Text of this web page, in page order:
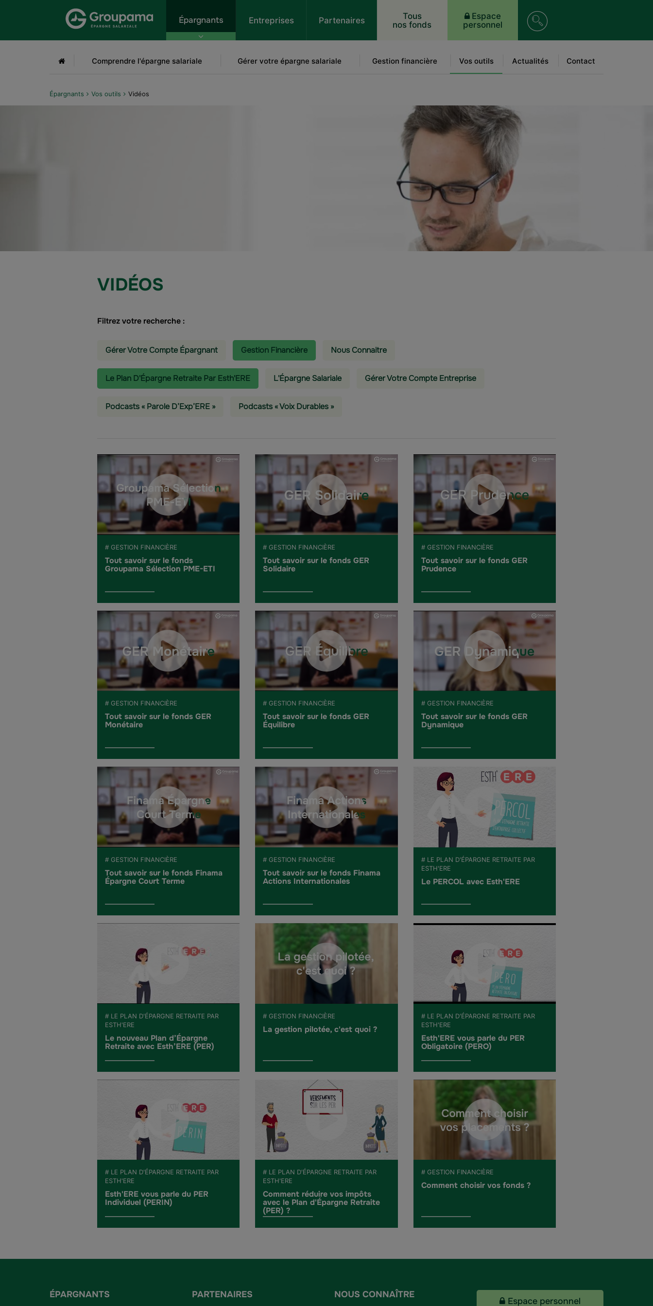
Aller au menu Aller à la recherche
Épargnants
Accueil Comprendre l'épargne salariale Gérer votre épargne salariale Gestion financière Vos outils Actualités Contact
Entreprises Partenaires
Tous
nos fonds
Espace
personnel
sur
le
Épargnants Vos outils Vidéos
VIDÉOS
Filtrez votre recherche :
Gérer Votre Compte Épargnant Gestion Financière Nous Connaitre
Le Plan D'Épargne Retraite Par Esth'ERE L'épargne Salariale Gérer Votre Compte Entreprise
Podcasts « Parole D’Exp’ERE » Podcasts « Voix Durables »
# GESTION FINANCIÈRE
Tout savoir sur le fonds
Groupama Sélection PME-ETI
# GESTION FINANCIÈRE
Tout savoir sur le fonds GER
Solidaire
# GESTION FINANCIÈRE
Tout savoir sur le fonds GER
Prudence
# GESTION FINANCIÈRE
Tout savoir sur le fonds GER
Monétaire
# GESTION FINANCIÈRE
Tout savoir sur le fonds GER
Équilibre
# GESTION FINANCIÈRE
Tout savoir sur le fonds GER
Dynamique
# GESTION FINANCIÈRE
Tout savoir sur le fonds Finama
Épargne Court Terme
# GESTION FINANCIÈRE
Tout savoir sur le fonds Finama
Actions Internationales
# LE PLAN D'ÉPARGNE RETRAITE PAR
ESTH'ERE
Le PERCOL avec Esth'ERE
# LE PLAN D'ÉPARGNE RETRAITE PAR
ESTH'ERE
Le nouveau Plan d’Épargne
Retraite avec Esth’ERE (PER)
# GESTION FINANCIÈRE
La gestion pilotée, c'est quoi ?
# LE PLAN D'ÉPARGNE RETRAITE PAR
ESTH'ERE
Esth'ERE vous parle du PER
Obligatoire (PERO)
# LE PLAN D'ÉPARGNE RETRAITE PAR
ESTH'ERE
Esth'ERE vous parle du PER
Individuel (PERIN)
# LE PLAN D'ÉPARGNE RETRAITE PAR
ESTH'ERE
Comment réduire vos impôts
avec le Plan d'Épargne Retraite
(PER) ?
# GESTION FINANCIÈRE
Comment choisir vos fonds ?
ÉPARGNANTS PARTENAIRES NOUS CONNAÎTRE
Espace personnel